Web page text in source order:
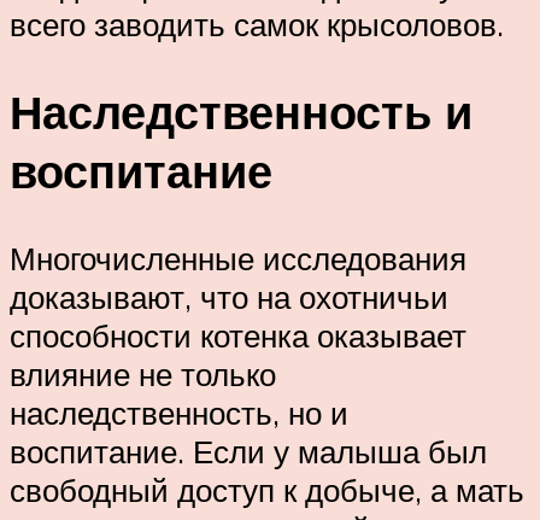
всего заводить самок крысоловов.
Наследственность и
воспитание
Многочисленные исследования
доказывают, что на охотничьи
способности котенка оказывает
влияние не только
наследственность, но и
воспитание. Если у малыша был
свободный доступ к добыче, а мать